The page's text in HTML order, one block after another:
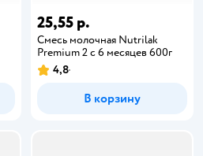
25,55 р.
Смесь молочная Nutrilak
Premium 2 с 6 месяцев 600г
4,8
В корзину